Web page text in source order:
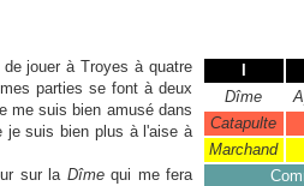
Dîme
Catapulte
Marchand
jouer à Troyes à quatre
parties se font à deux
me suis bien amusé dans
je suis bien plus à l'aise à
sur la Dîmequi me fera